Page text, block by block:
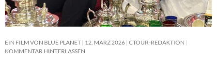
EIN FILM VON BLUE PLANET 12. MÄRZ 2026 CTOUR-REDAKTION
KOMMENTAR HINTERLASSEN